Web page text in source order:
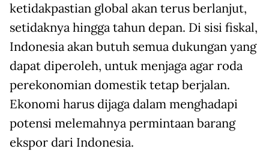
ketidakpastian global akan terus berlanjut,
setidaknya hingga tahun depan. Di sisi fiskal,
Indonesia akan butuh semua dukungan yang
dapat diperoleh, untuk menjaga agar roda
perekonomian domestik tetap berjalan.
Ekonomi harus dijaga dalam menghadapi
potensi melemahnya permintaan barang
ekspor dari Indonesia.